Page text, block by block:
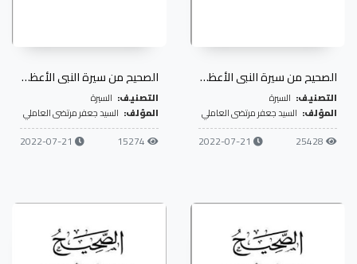
الصحيح من سيرة النبي الأعظم- ج1
التصنيف: السيرة
المؤلف: السيد جعفر مرتضى العاملي
25428
2022-07-21
الصحيح من سيرة النبي الأعظم- ج2
التصنيف: السيرة
المؤلف: السيد جعفر مرتضى العاملي
15274
2022-07-21